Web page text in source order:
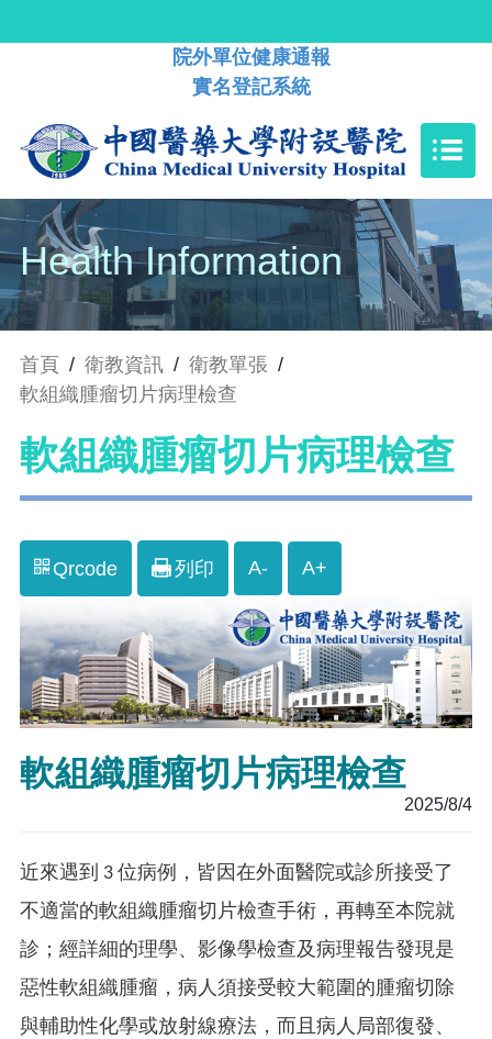
院外單位健康通報
實名登記系統
Health Information
首頁 / 衛教資訊 / 衛教單張 /
軟組織腫瘤切片病理檢查
軟組織腫瘤切片病理檢查
Qrcode 列印 A- A+
軟組織腫瘤切片病理檢查
2025/8/4
近來遇到 3 位病例，皆因在外面醫院或診所接受了
不適當的軟組織腫瘤切片檢查手術，再轉至本院就
診；經詳細的理學、影像學檢查及病理報告發現是
惡性軟組織腫瘤，病人須接受較大範圍的腫瘤切除
與輔助性化學或放射線療法，而且病人局部復發、